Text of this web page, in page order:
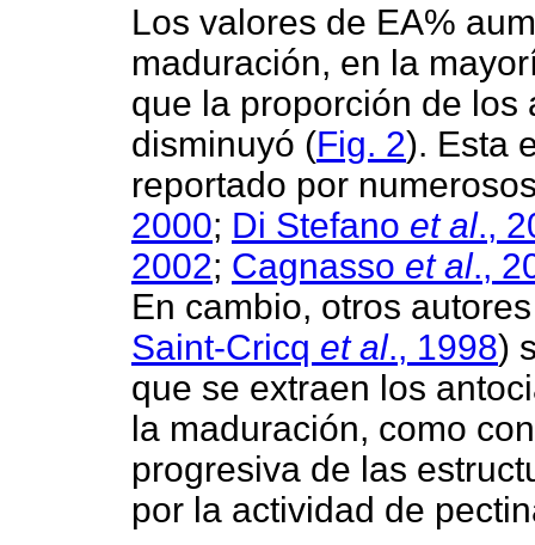
Los valores de EA%
maduración, en la
que la proporción de
disminuyó (Fig. 2). Esta
reportado por
2000; Di Stefano et al.,
2002; Cagnasso et al.,
En cambio, otros
Saint-Cricq et al., 1998)
que se extraen los
la maduración, como
progresiva de las
por la actividad de